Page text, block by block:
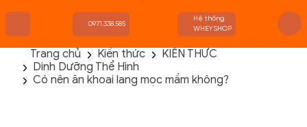
TRANG CHỦ
FLASH SALE
0971.338.585
Hệ thống
WHEYSHOP
Trang chủ Kiến thức
KIẾN THỨC
Dinh Dưỡng Thể Hình
Có nên ăn khoai lang mọc mầm không?